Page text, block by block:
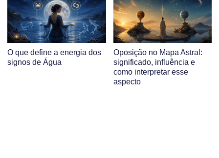
O que define a energia dos
signos de Água
Oposição no Mapa Astral:
significado, influência e
como interpretar esse
aspecto